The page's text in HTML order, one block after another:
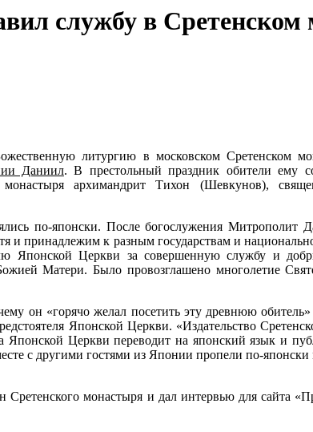
службу в Сретенском
литургию в московском Сретенском
Даниил. В престольный праздник обители ему
архимандрит Тихон (Шевкунов),
по-японски. После богослужения Митрополит
и принадлежим к разным государствам и
Японской Церкви за совершенную службу и
Матери. Было провозглашено многолетие
он «горячо желал посетить эту древнюю
Японской Церкви. «Издательство
Церкви переводит на японский язык и
с другими гостями из Японии пропели по-
монастыря и дал интервью для сайта